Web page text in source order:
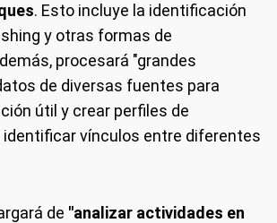
. Esto incluye la identificación
y otras formas de
procesará "grandes
de diversas fuentes para
útil y crear perfiles de
vínculos entre diferentes
de "analizar actividades en